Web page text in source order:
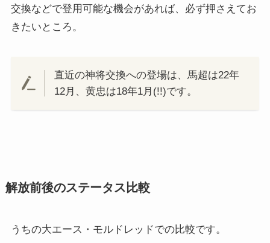
交換などで登用可能な機会があれば、必ず押さえてお
きたいところ。
直近の神将交換への登場は、馬超は22年
12月、黄忠は18年1月(!!)です。
解放前後のステータス比較
うちの大エース・モルドレッドでの比較です。